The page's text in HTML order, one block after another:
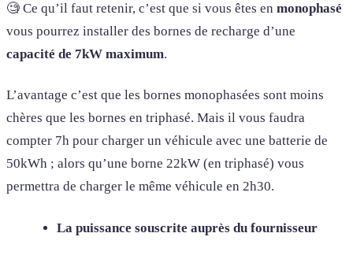
🧐 Ce qu’il faut retenir, c’est que si vous êtes en monophasé
vous pourrez installer des bornes de recharge d’une
capacité de 7kW maximum.
L’avantage c’est que les bornes monophasées sont moins
chères que les bornes en triphasé. Mais il vous faudra
compter 7h pour charger un véhicule avec une batterie de
50kWh ; alors qu’une borne 22kW (en triphasé) vous
permettra de charger le même véhicule en 2h30.
La puissance souscrite auprès du fournisseur